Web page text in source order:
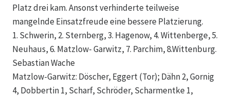
Platz drei kam. Ansonst verhinderte teilweise
mangelnde Einsatzfreude eine bessere Platzierung.
1. Schwerin, 2. Sternberg, 3. Hagenow, 4. Wittenberge, 5.
Neuhaus, 6. Matzlow- Garwitz, 7. Parchim, 8.Wittenburg.
Sebastian Wache
Matzlow-Garwitz: Döscher, Eggert (Tor); Dähn 2, Gornig
4, Dobbertin 1, Scharf, Schröder, Scharmentke 1,